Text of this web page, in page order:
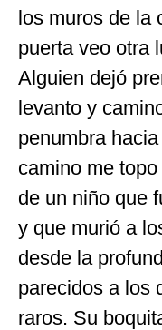
los muros de la
puerta veo otra
Alguien dejó
levanto y
penumbra
camino me
de un niño que
y que murió a
desde la
parecidos a los
raros. Su